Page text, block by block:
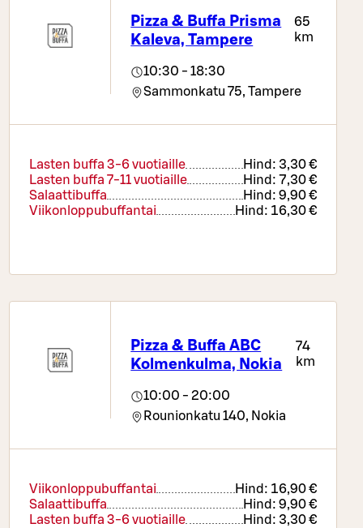
Pizza & Buffa Prisma
Kaleva, Tampere
65
km
10:30 - 18:30
Sammonkatu 75, Tampere
Lasten buffa 3-6 vuotiaille Hind: 3,30 €
Lasten buffa 7-11 vuotiaille
Hind: 7,30 €
Salaattibuffa
Hind: 9,90 €
Viikonloppubuffantai
Hind: 16,30 €
Pizza & Buffa ABC
Kolmenkulma, Nokia
74
km
10:00 - 20:00
Rounionkatu 140, Nokia
Viikonloppubuffantai Hind: 16,90 €
Salaattibuffa
Hind: 9,90 €
Lasten buffa 3-6 vuotiaille
Hind: 3,30 €